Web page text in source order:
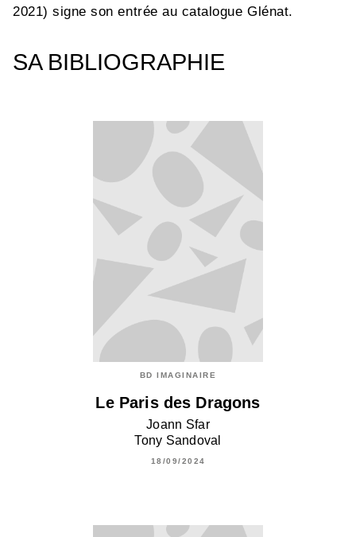
2021) signe son entrée au catalogue Glénat.
SA BIBLIOGRAPHIE
BD IMAGINAIRE
Le Paris des Dragons
Joann Sfar
Tony Sandoval
18/09/2024